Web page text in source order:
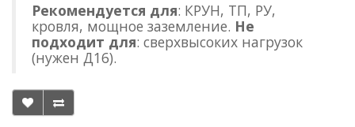
Рекомендуется для: КРУН, ТП, РУ,
кровля, мощное заземление. Не
подходит для: сверхвысоких нагрузок
(нужен Д16).